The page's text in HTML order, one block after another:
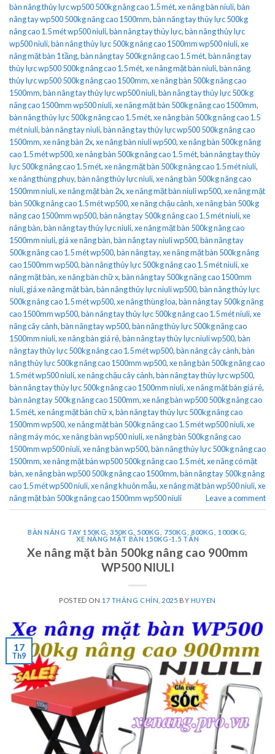
bàn nâng thủy lực wp500 500kg nâng cao 1.5 mét,xe nâng bàn niuli,bàn
nâng tay wp500 500kg nâng cao 1500mm,bàn nâng tay thủy lực 500kg
nâng cao 1.5 mét wp500 niuli,bàn nâng tay thủy lực,bàn nâng thủy lực
wp500 niuli,bàn nâng thủy lực 500kg nâng cao 1500mm wp500 niuli,xe
nâng mặt bàn 1 tầng,bàn nâng tay 500kg nâng cao 1.5 mét,bàn nâng tay
thủy lực wp500 500kg nâng cao 1.5 mét,xe nâng mặt bàn niuli,bàn nâng
thủy lực wp500 500kg nâng cao 1500mm,xe nâng bàn 500kg nâng cao
1500mm,bàn nâng tay thủy lực wp500 niuli,bàn nâng tay thủy lực 500kg
nâng cao 1500mm wp500 niuli,xe nâng mặt bàn 500kg nâng cao 1500mm,
bàn nâng thủy lực 500kg nâng cao 1.5 mét,xe nâng bàn 500kg nâng cao 1.5
mét niuli,bàn nâng tay niuli,bàn nâng tay thủy lực wp500 500kg nâng cao
1500mm,xe nâng bàn 2x,xe nâng bàn niuli wp500,xe nâng bàn 500kg nâng
cao 1.5 mét wp500,xe nâng bàn 500kg nâng cao 1.5 mét,bàn nâng tay thủy
lực 500kg nâng cao 1.5 mét,xe nâng mặt bàn 500kg nâng cao 1.5 mét niuli,
xe nâng thùng phuy,bàn nâng thủy lực niuli,xe nâng bàn 500kg nâng cao
1500mm niuli,xe nâng mặt bàn 2x,xe nâng mặt bàn niuli wp500,xe nâng mặt
bàn 500kg nâng cao 1.5 mét wp500,xe nâng chậu cảnh,xe nâng bàn 500kg
nâng cao 1500mm wp500,bàn nâng tay 500kg nâng cao 1.5 mét niuli,xe
nâng bàn,bàn nâng tay thủy lực niuli,xe nâng mặt bàn 500kg nâng cao
1500mm niuli, giá xe nâng bàn,bàn nâng tay niuli wp500,bàn nâng tay
500kg nâng cao 1.5 mét wp500,bàn nâng tay,xe nâng mặt bàn 500kg nâng
cao 1500mm wp500,bàn nâng thủy lực 500kg nâng cao 1.5 mét niuli,xe
nâng mặt bàn,xe nâng bàn chữ x,bàn nâng tay 500kg nâng cao 1500mm
niuli, giá xe nâng mặt bàn,bàn nâng thủy lực niuli wp500,bàn nâng thủy lực
500kg nâng cao 1.5 mét wp500,xe nâng thùng loa,bàn nâng tay 500kg nâng
cao 1500mm wp500,bàn nâng tay thủy lực 500kg nâng cao 1.5 mét niuli,xe
nâng cây cảnh,bàn nâng tay wp500,bàn nâng thủy lực 500kg nâng cao
1500mm niuli,xe nâng bàn giá rẻ,bàn nâng tay thủy lực niuli wp500,bàn
nâng tay thủy lực 500kg nâng cao 1.5 mét wp500,bàn nâng cây cành,bàn
nâng thủy lực 500kg nâng cao 1500mm wp500,xe nâng bàn 500kg nâng cao
1.5 mét wp500 niuli,xe nâng chậu cây cảnh,bàn nâng tay thủy lực wp500,
bàn nâng tay thủy lực 500kg nâng cao 1500mm niuli,xe nâng mặt bàn giá rẻ,
bàn nâng tay 500kg nâng cao 1500mm,xe nâng bàn wp500 500kg nâng cao
1.5 mét,xe nâng mặt bàn chữ x,bàn nâng tay thủy lực 500kg nâng cao
1500mm wp500,xe nâng mặt bàn 500kg nâng cao 1.5 mét wp500 niuli,xe
nâng máy móc,xe nâng bàn wp500 niuli,xe nâng bàn 500kg nâng cao
1500mm wp500 niuli,xe nâng bàn wp500,bàn nâng thủy lực 500kg nâng cao
1500mm,xe nâng mặt bàn wp500 500kg nâng cao 1.5 mét,xe nâng có mặt
bàn,xe nâng bàn wp500 500kg nâng cao 1500mm,bàn nâng tay 500kg nâng
cao 1.5 mét wp500 niuli,xe nâng khuôn mẫu,xe nâng mặt bàn wp500 niuli,xe
nâng mặt bàn 500kg nâng cao 1500mm wp500 niuli
Leave a comment
BÀN NÂNG TAY 150KG, 350KG, 500KG, 750KG, 800KG, 1000KG
XE NÂNG MẶT BÀN 150KG-1.5 TẤN
Xe nâng mặt bàn 500kg nâng cao 900mm
WP500 NIULI
POSTED ON 17 THÁNG CHÍN, 2025 BY HUYEN
17
Th9